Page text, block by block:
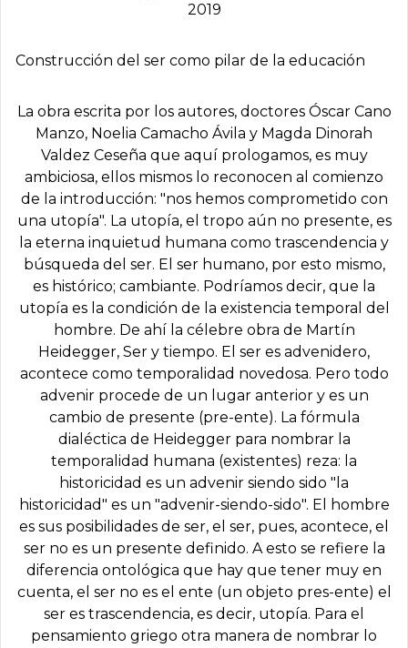
2019
Construcción del ser como pilar de la educación
La obra escrita por los autores, doctores Óscar Cano
Manzo, Noelia Camacho Ávila y Magda Dinorah
Valdez Ceseña que aquí prologamos, es muy
ambiciosa, ellos mismos lo reconocen al comienzo
de la introducción: "nos hemos comprometido con
una utopía". La utopía, el tropo aún no presente, es
la eterna inquietud humana como trascendencia y
búsqueda del ser. El ser humano, por esto mismo,
es histórico; cambiante. Podríamos decir, que la
utopía es la condición de la existencia temporal del
hombre. De ahí la célebre obra de Martín
Heidegger, Ser y tiempo. El ser es advenidero,
acontece como temporalidad novedosa. Pero todo
advenir procede de un lugar anterior y es un
cambio de presente (pre-ente). La fórmula
dialéctica de Heidegger para nombrar la
temporalidad humana (existentes) reza: la
historicidad es un advenir siendo sido "la
historicidad" es un "advenir-siendo-sido". El hombre
es sus posibilidades de ser, el ser, pues, acontece, el
ser no es un presente definido. A esto se refiere la
diferencia ontológica que hay que tener muy en
cuenta, el ser no es el ente (un objeto pres-ente) el
ser es trascendencia, es decir, utopía. Para el
pensamiento griego otra manera de nombrar lo